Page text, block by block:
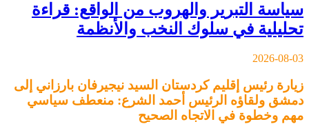
سياسة التبرير والهروب من الواقع: قراءة
تحليلية في سلوك النخب والأنظمة
2026-08-03
زيارة رئيس إقليم كردستان السيد نيجيرفان بارزاني إلى
دمشق ولقاؤه الرئيس أحمد الشرع: منعطف سياسي
مهم وخطوة في الاتجاه الصحيح